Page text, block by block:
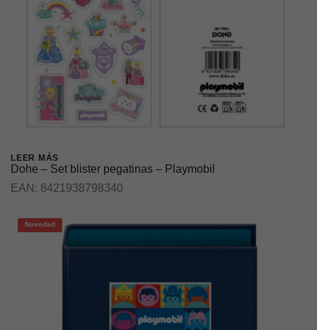
LEER MÁS
Dohe – Set blister pegatinas – Playmobil
EAN: 8421938798340
Novedad